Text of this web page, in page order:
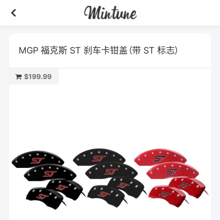
MGP 福克斯 ST 刹车卡钳盖（带 ST 标志）
$199.99